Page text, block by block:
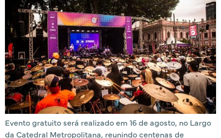
Evento gratuito será realizado em 16 de agosto, no Largo
da Catedral Metropolitana, reunindo centenas de